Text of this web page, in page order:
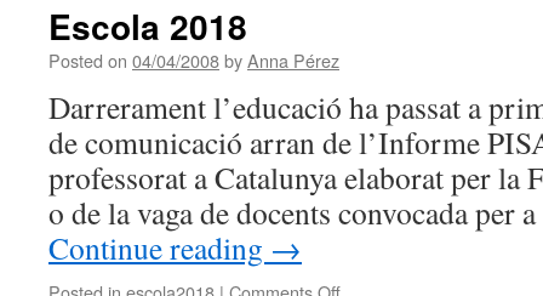
a
anys?
Escola 2018
Posted on 04/04/2008byAnna Pérez
Darrerament l’educació ha passat a
de comunicació arran de l’Informe
professorat a Catalunya elaborat per la
o de la vaga de docents convocada per
Continue reading →
on